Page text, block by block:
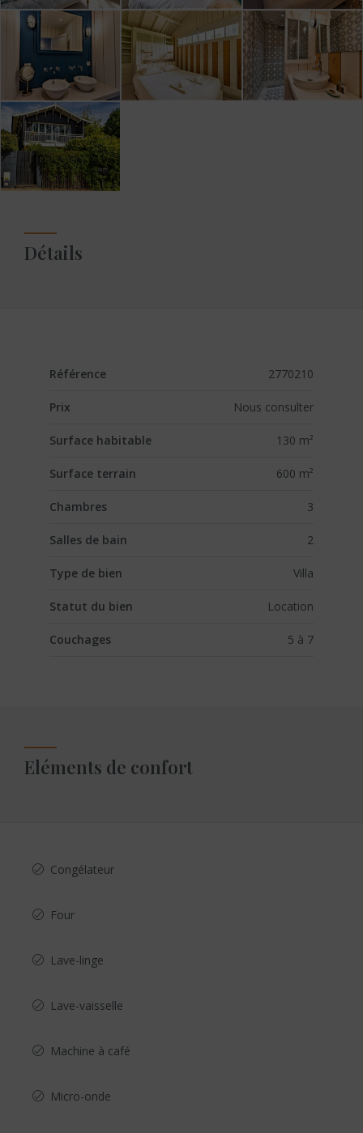
Détails
Référence 2770210
Prix Nous consulter
Surface habitable 130 m²
Surface terrain 600 m²
Chambres 3
Salles de bain 2
Type de bien Villa
Statut du bien Location
Couchages 5 à 7
Eléments de confort
Congélateur
Four
Lave-linge
Lave-vaisselle
Machine à café
Micro-onde